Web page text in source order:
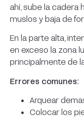
ahí, sube la cadera
muslos y baja de
En la parte alta,
en exceso la zona
principalmente de
Errores comunes:
Arquear
Colocar los